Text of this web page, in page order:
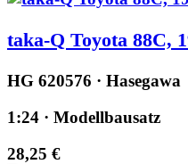
taka-Q Toyota 88C,
HG 620576 · Hasegawa
1:24 · Modellbausatz
28,25 €